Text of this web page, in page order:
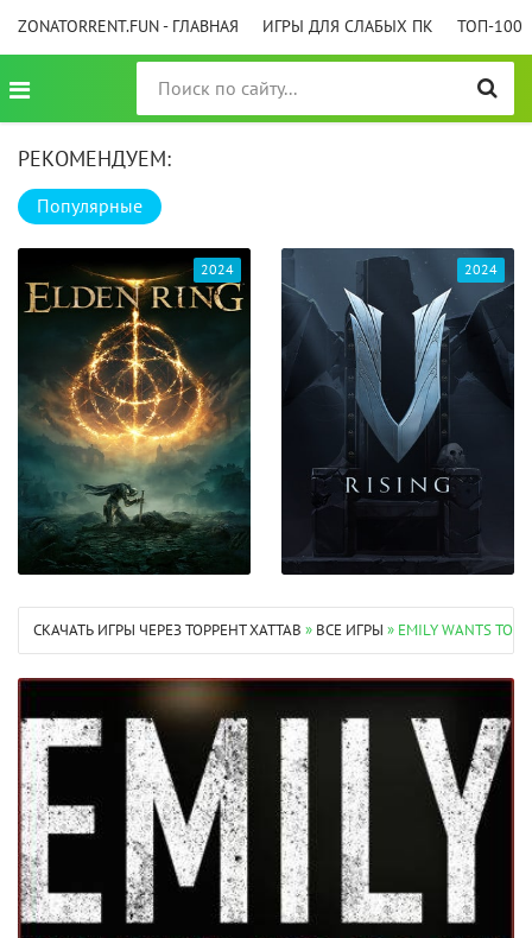
ZONATORRENT.FUN - ГЛАВНАЯ ИГРЫ ДЛЯ СЛАБЫХ ПК ТОП-100
РЕКОМЕНДУЕМ:
Популярные
2024 2024
СКАЧАТЬ ИГРЫ ЧЕРЕЗ ТОРРЕНТ XATTAB » ВСЕ ИГРЫ » EMILY WANTS TO